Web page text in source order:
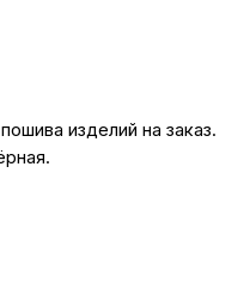
изделий на заказ.